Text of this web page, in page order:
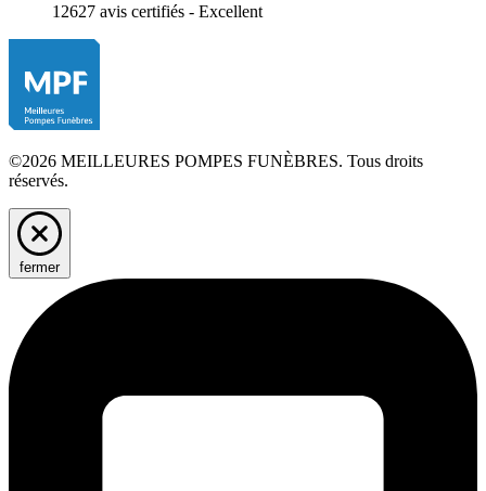
12627 avis certifiés - Excellent
©2026 MEILLEURES POMPES FUNÈBRES. Tous droits
réservés.
fermer